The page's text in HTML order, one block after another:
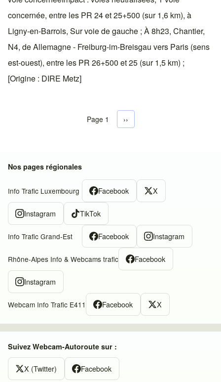
concernée, entre les PR 24 et 25+500 (sur 1,6 km), à
Ligny-en-Barrois, Sur voie de gauche ; À 8h23, Chantier,
N4, de Allemagne - Freiburg-im-Breisgau vers Paris (sens
est-ouest), entre les PR 26+500 et 25 (sur 1,5 km) ;
[Origine : DIRE Metz]
Pagination
Page 1 Next page
››
Nos pages régionales
Info Trafic Luxembourg Facebook X
Instagram TikTok
Info Trafic Grand-Est Facebook Instagram
Rhône-Alpes Info & Webcams trafic Facebook
Instagram
Webcam Info Trafic E411 Facebook X
Suivez Webcam-Autoroute sur :
X (Twitter) Facebook